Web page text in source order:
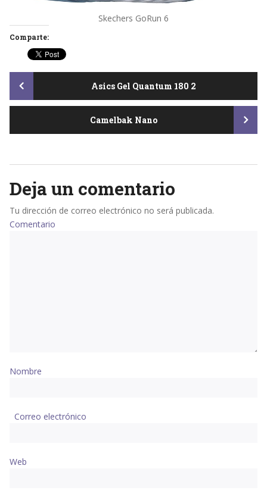
Skechers GoRun 6
Comparte:
Post
navigation
Asics Gel Quantum 180 2
Camelbak Nano
Deja un comentario
Tu dirección de correo electrónico no será publicada.
Comentario
Nombre
Correo electrónico
Web